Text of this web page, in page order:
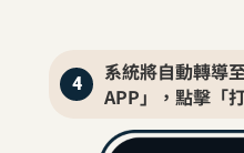
4
系統將自動轉導
APP」，點擊「